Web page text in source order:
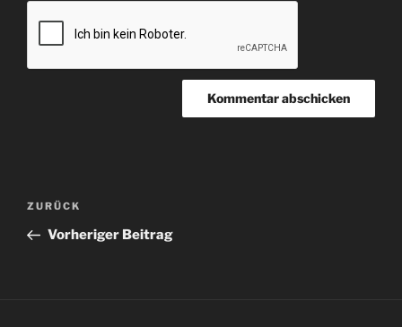
Beitragsnavigation
Vorheriger
Beitrag
ZURÜCK
Vorheriger Beitrag